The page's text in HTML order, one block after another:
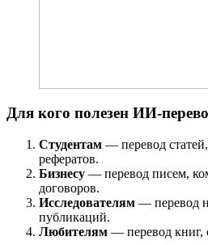
Для кого полезен ИИ-
Студентам — перевод
рефератов.
Бизнесу — перевод писем,
договоров.
Исследователям — перевод
публикаций.
Любителям — перевод книг,